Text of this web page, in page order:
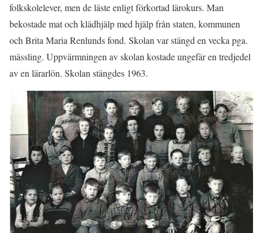
folkskolelever, men de läste enligt förkortad lärokurs. Man
bekostade mat och klädhjälp med hjälp från staten, kommunen
och Brita Maria Renlunds fond. Skolan var stängd en vecka pga.
mässling. Uppvärmningen av skolan kostade ungefär en tredjedel
av en lärarlön. Skolan stängdes 1963.